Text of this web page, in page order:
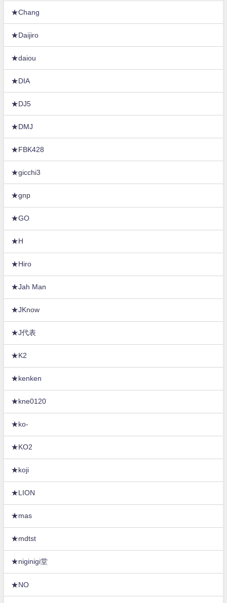
★Chang
★Daijiro
★daiou
★DIA
★DJ5
★DMJ
★FBK428
★gicchi3
★gnp
★GO
★H
★Hiro
★Jah Man
★JKnow
★J代表
★K2
★kenken
★kne0120
★ko-
★KO2
★koji
★LION
★mas
★mdtst
★niginigi堂
★NO